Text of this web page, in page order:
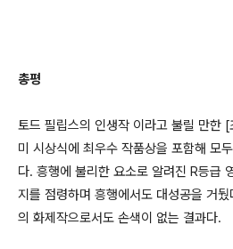
총평
토드 필립스의 인생작 이라고 불릴 만한
미 시상식에 최우수 작품상을 포함해 모
다. 흥행에 불리한 요소로 알려진 R등급
지를 점령하며 흥행에서도 대성공을 거
의 화제작으로서도 손색이 없는 결과다.